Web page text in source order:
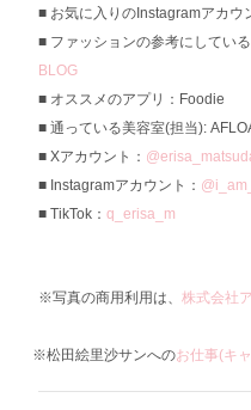
お気に入りのInstagramアカウ
ファッションの参考にしている
BLOG
オススメのアプリ：Foodie
通っている美容室(担当):
Xアカウント：
Instagramアカウント：
TikTok： q_erisa_m
※写真の商用利用は、 株式会社
※松田絵里沙サンへのお仕事(キ